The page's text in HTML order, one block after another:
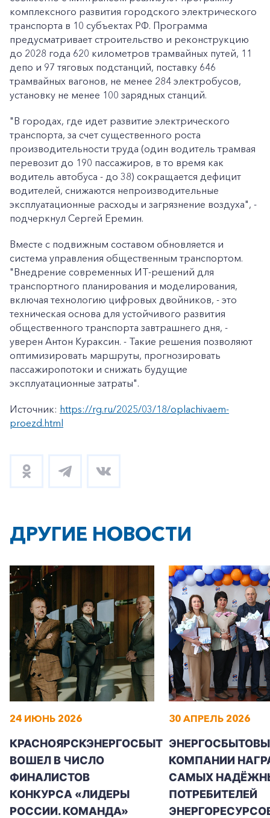
комплексного развития городского электрического
транспорта в 10 субъектах РФ. Программа
предусматривает строительство и реконструкцию
до 2028 года 620 километров трамвайных путей, 11
депо и 97 тяговых подстанций, поставку 646
трамвайных вагонов, не менее 284 электробусов,
установку не менее 100 зарядных станций.
"В городах, где идет развитие электрического
транспорта, за счет существенного роста
производительности труда (один водитель трамвая
перевозит до 190 пассажиров, в то время как
водитель автобуса - до 38) сокращается дефицит
водителей, снижаются непроизводительные
эксплуатационные расходы и загрязнение воздуха", -
подчеркнул Сергей Еремин.
Вместе с подвижным составом обновляется и
система управления общественным транспортом.
"Внедрение современных ИТ-решений для
транспортного планирования и моделирования,
включая технологию цифровых двойников, - это
техническая основа для устойчивого развития
общественного транспорта завтрашнего дня, -
уверен Антон Кураксин. - Такие решения позволяют
оптимизировать маршруты, прогнозировать
пассажиропотоки и снижать будущие
эксплуатационные затраты".
Источник: https://rg.ru/2025/03/18/oplachivaem-
proezd.html
ДРУГИЕ НОВОСТИ
24 ИЮНЬ 2026
КРАСНОЯРСКЭНЕРГОСБЫТ
ВОШЕЛ В ЧИСЛО
ФИНАЛИСТОВ
КОНКУРСА «ЛИДЕРЫ
РОССИИ. КОМАНДА»
30 АПРЕЛЬ 2026
КОМПАНИИ
САМЫХ
ПОТРЕБИТЕЛЕЙ